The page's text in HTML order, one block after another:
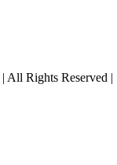
| All Rights Reserved |